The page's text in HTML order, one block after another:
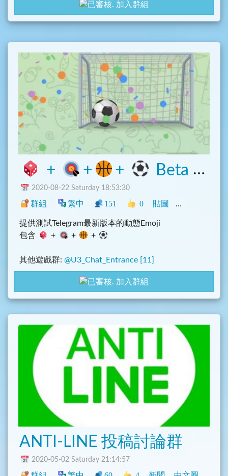
加入群組
+ + + Beta 測試群
2020-08-22 Saturday 18:53:30
群組 繁中 151 0 貼圖 中文圈
提供測試Telegram最新版本的動態Emoji
包含
+ + +
其他遊戲群: @U3_Chat_Entrance [11]
主群:@U3_Chat_Entrance [9]
加入群組
ANTI-LINE 投稿討論群
2020-05-02 Saturday 21:14:57